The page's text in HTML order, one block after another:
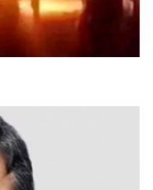
আগুন